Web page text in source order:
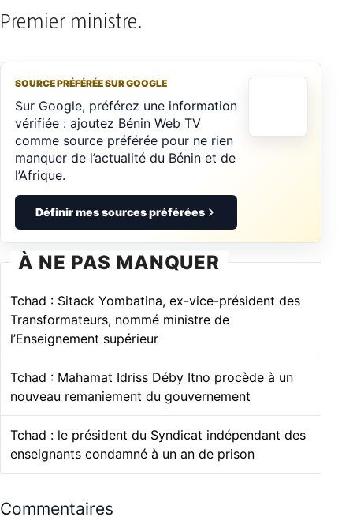
Premier ministre.
SOURCE PRÉFÉRÉE SUR GOOGLE
Sur Google, préférez une information
vérifiée : ajoutez Bénin Web TV
comme source préférée pour ne rien
manquer de l’actualité du Bénin et de
l’Afrique.
Définir mes sources préférées
À NE PAS MANQUER
Tchad : Sitack Yombatina, ex-vice-président des
Transformateurs, nommé ministre de
l’Enseignement supérieur
Tchad : Mahamat Idriss Déby Itno procède à un
nouveau remaniement du gouvernement
Tchad : le président du Syndicat indépendant des
enseignants condamné à un an de prison
Commentaires